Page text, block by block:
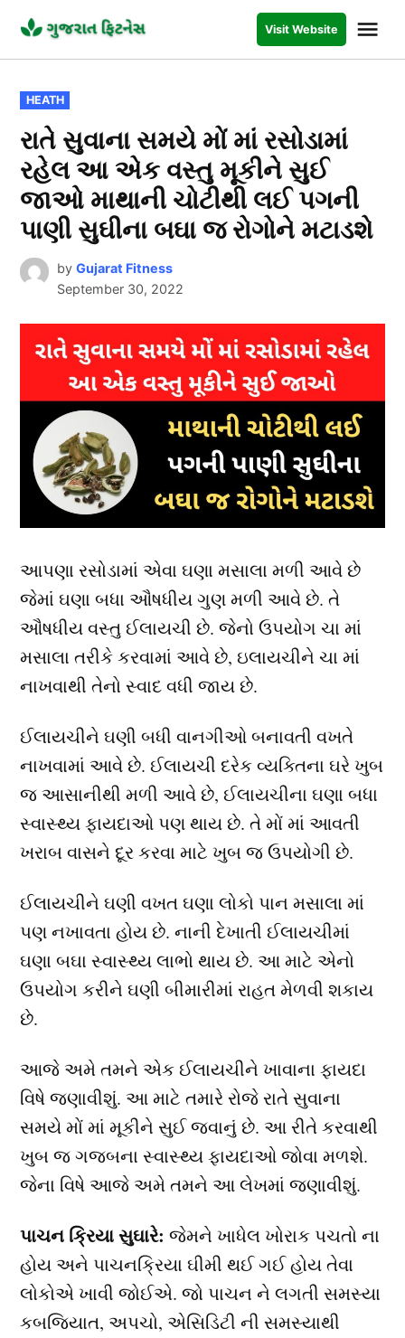
content
FITNESS
Visit Website
POSTED
IN
HEATH
રાતે સુવાના સમયે મોં માં રસોડામાં
રહેલ આ એક વસ્તુ મૂકીને સુઈ
જાઓ માથાની ચોટીથી લઈ પગની
પાણી સુઘીના બઘા જ રોગોને મટાડશે
by Gujarat Fitness
September 30, 2022
આપણા રસોડામાં એવા ઘણા મસાલા મળી આવે છે
જેમાં ઘણા બધા ઔષધીય ગુણ મળી આવે છે. તે
ઔષધીય વસ્તુ ઈલાયચી છે. જેનો ઉપયોગ ચા માં
મસાલા તરીકે કરવામાં આવે છે, ઇલાયચીને ચા માં
નાખવાથી તેનો સ્વાદ વધી જાય છે.
ઈલાયચીને ઘણી બધી વાનગીઓ બનાવતી વખતે
નાખવામાં આવે છે. ઈલાયચી દરેક વ્યક્તિના ઘરે ખુબ
જ આસાનીથી મળી આવે છે, ઈલાયચીના ઘણા બધા
સ્વાસ્થ્ય ફાયદાઓ પણ થાય છે. તે મોં માં આવતી
ખરાબ વાસને દૂર કરવા માટે ખુબ જ ઉપયોગી છે.
ઈલાયચીને ઘણી વખત ઘણા લોકો પાન મસાલા માં
પણ નખાવતા હોય છે. નાની દેખાતી ઈલાયચીમાં
ઘણા બઘા સ્વાસ્થ્ય લાભો થાય છે. આ માટે એનો
ઉપયોગ કરીને ઘણી બીમારીમાં રાહત મેળવી શકાય
છે.
આજે અમે તમને એક ઈલાયચીને ખાવાના ફાયદા
વિષે જણાવીશું. આ માટે તમારે રોજે રાતે સુવાના
સમયે મોં માં મૂકીને સુઈ જવાનું છે. આ રીતે કરવાથી
ખુબ જ ગજબના સ્વાસ્થ્ય ફાયદાઓ જોવા મળશે.
જેના વિષે આજે અમે તમને આ લેખમાં જણાવીશું.
પાચન ક્રિયા સુઘારે: જેમને ખાધેલ ખોરાક પચતો ના
હોય અને પાચનક્રિયા ઘીમી થઈ ગઈ હોય તેવા
લોકોએ ખાવી જોઈએ. જો પાચન ને લગતી સમસ્યા
કબજિયાત, અપચો, એસિડિટી ની સમસ્યાથી